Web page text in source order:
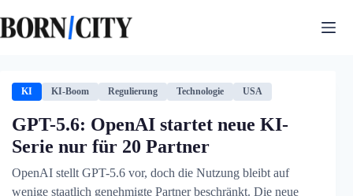
Inhalt
springen
KI KI-Boom Regulierung Technologie USA
GPT-5.6: OpenAI startet neue KI-
Serie nur für 20 Partner
OpenAI stellt GPT-5.6 vor, doch die Nutzung bleibt auf
wenige staatlich genehmigte Partner beschränkt. Die neue